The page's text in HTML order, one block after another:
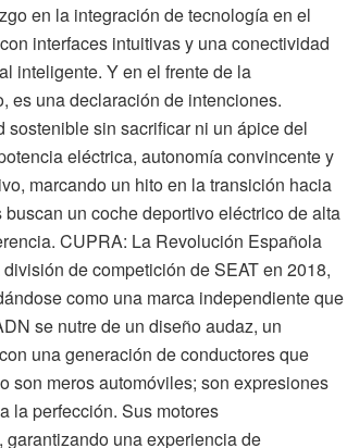
en la integración de tecnología en el
interfaces intuitivas y una conectividad
inteligente. Y en el frente de la
es una declaración de intenciones.
sin sacrificar ni un ápice del
eléctrica, autonomía convincente y
marcando un hito en la transición hacia
un coche deportivo eléctrico de alta
CUPRA: La Revolución Española
de competición de SEAT en 2018,
como una marca independiente que
se nutre de un diseño audaz, un
una generación de conductores que
son meros automóviles; son expresiones
la perfección. Sus motores
una experiencia de